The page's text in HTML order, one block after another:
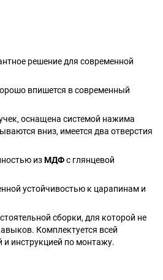
решение для современной
впишется в современный
оснащена системой нажима
вниз, имеется два отверстия
изМДФс глянцевой
устойчивостью к царапинам и
сборки, для которой не
Комплектуется всей
и инструкцией по монтажу.